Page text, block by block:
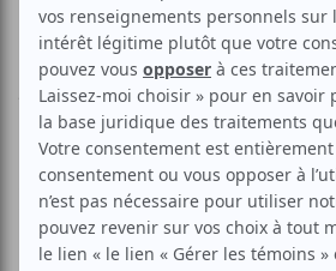
Musique du Monde
Aucune offre
disponible
Soyez les premiers avisés dès qu'il y
pour Soirée Urbaine | Festival
INSCRIVEZ-VOUS